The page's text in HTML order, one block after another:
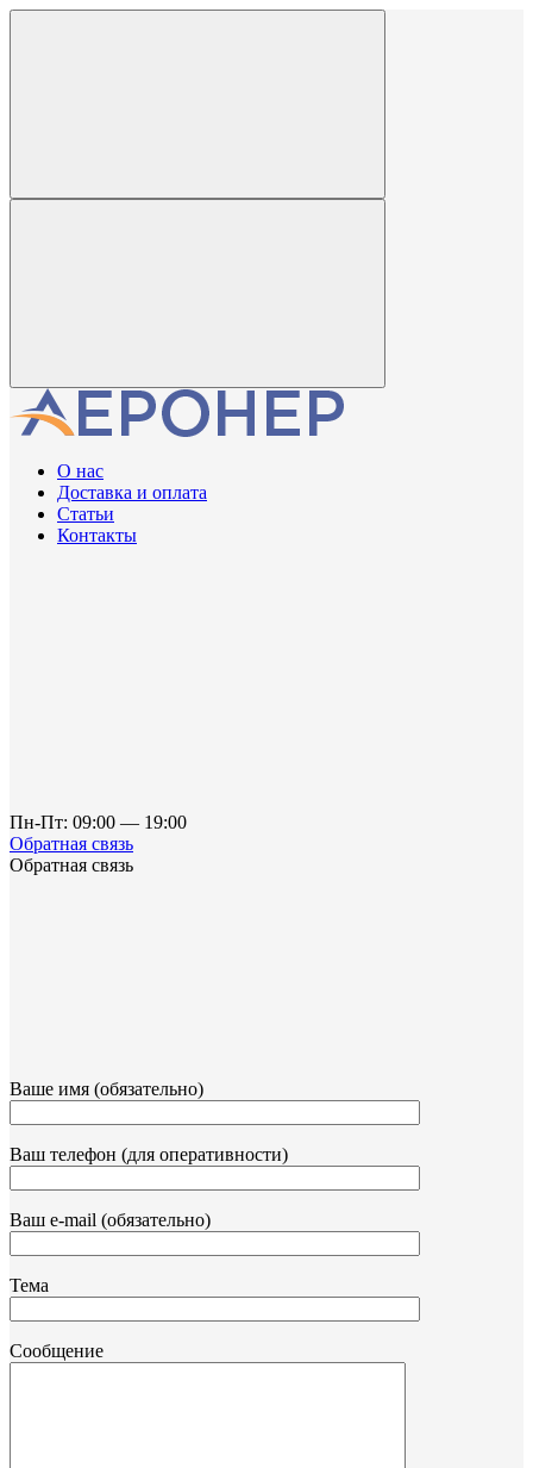
О нас
Доставка и оплата
Статьи
Контакты
Пн-Пт: 09:00 — 19:00
Обратная связь
Обратная связь
Ваше имя (обязательно)
Ваш телефон (для оперативности)
Ваш e-mail (обязательно)
Тема
Сообщение